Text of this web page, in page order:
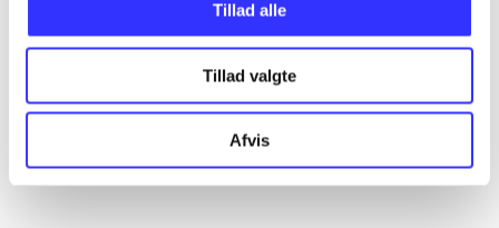
Tillad alle
Tillad valgte
Afvis
...